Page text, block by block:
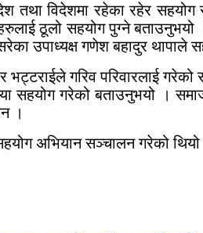
विदेशमा रहेका रहेर सहयोग
ठूलो सहयोग पुग्ने
उपाध्यक्ष गणेश बहादुर थापाले
भट्टराईले गरिव परिवारलाई
सहयोग गरेको बताउनुभयो ।
।
अभियान सञ्चालन गरेको थियो